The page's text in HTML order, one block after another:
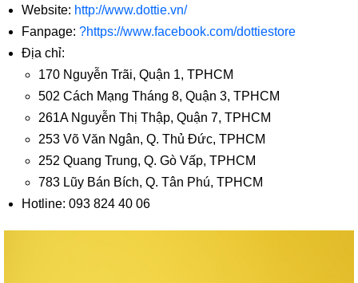
Website: http://www.dottie.vn/
Fanpage: ?https://www.facebook.com/dottiestore
Địa chỉ:
170 Nguyễn Trãi, Quận 1, TPHCM
502 Cách Mạng Tháng 8, Quận 3, TPHCM
261A Nguyễn Thị Thập, Quận 7, TPHCM
253 Võ Văn Ngân, Q. Thủ Đức, TPHCM
252 Quang Trung, Q. Gò Vấp, TPHCM
783 Lũy Bán Bích, Q. Tân Phú, TPHCM
Hotline: 093 824 40 06